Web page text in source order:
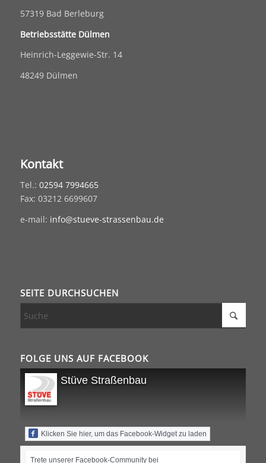
57319 Bad Berleburg
Betriebsstätte Dülmen
Heinrich-Leggewie-Str. 14
48249 Dülmen
Kontakt
Tel.: 02594 7994665
Fax: 03212 6699607
e-mail: info@stueve-strassenbau.de
SEITE DURCHSUCHEN
FOLGE UNS AUF FACEBOOK
Stüve Straßenbau
Klicken Sie hier, um das Facebook-Widget zu laden
Trete unserer Facebook-Community bei